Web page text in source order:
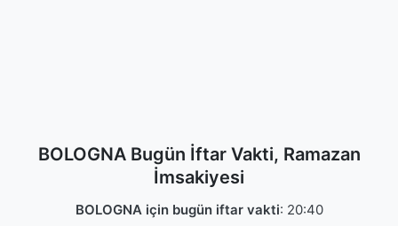
BOLOGNA Bugün İftar Vakti, Ramazan
İmsakiyesi
BOLOGNA için bugün iftar vakti: 20:40